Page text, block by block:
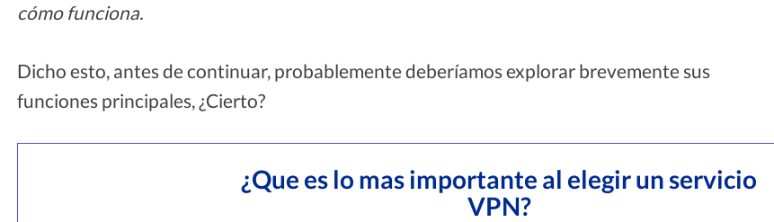
cómo funciona.
Dicho esto, antes de continuar, probablemente deberíamos explorar brevemente sus
funciones principales, ¿Cierto?
¿Que es lo mas importante al elegir un servicio
VPN?